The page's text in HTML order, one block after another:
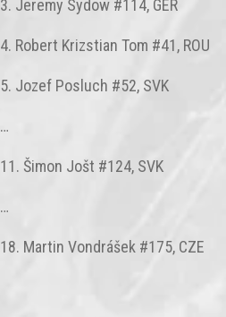
3. Jeremy Sydow #114, GER
4. Robert Krizstian Tom #41, ROU
5. Jozef Posluch #52, SVK
…
11. Šimon Jošt #124, SVK
…
18. Martin Vondrášek #175, CZE